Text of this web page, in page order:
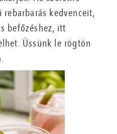
kedvenceit,
befőzéshez, itt
Üssünk le rögtön